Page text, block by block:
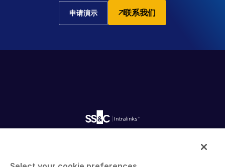
申请演示 联系我们